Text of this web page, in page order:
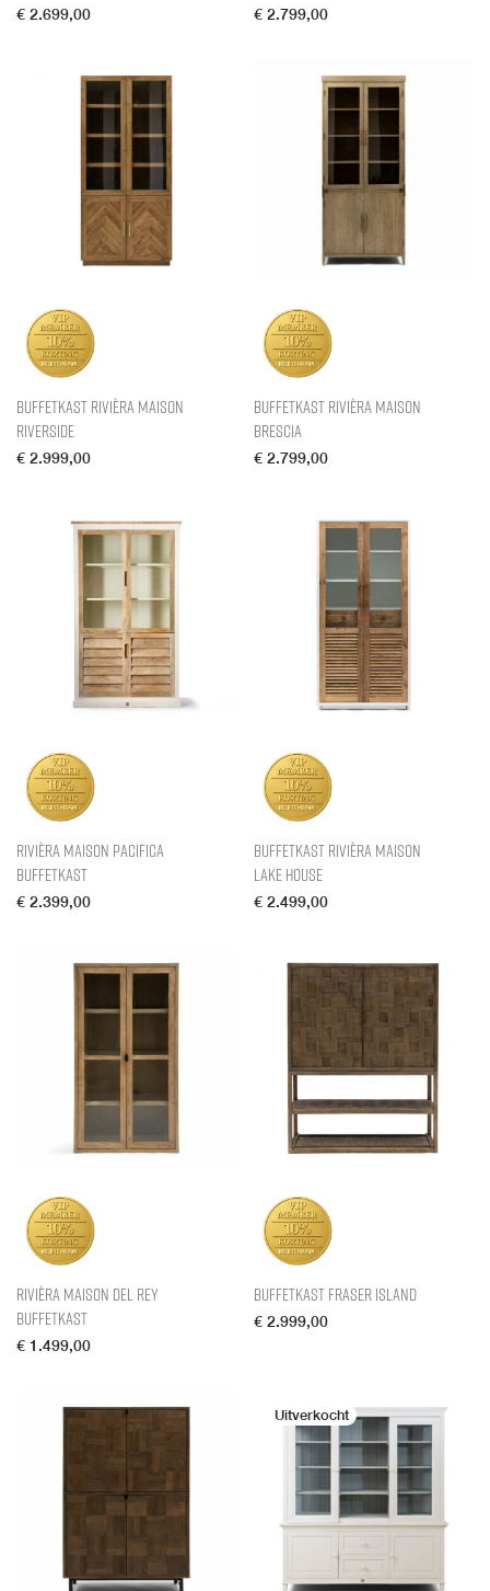
€ 2.699,00 € 2.799,00
Buffetkast Rivièra Maison
Riverside
€ 2.999,00
Buffetkast Rivièra Maison
Brescia
€ 2.799,00
Rivièra Maison Pacifica
Buffetkast
€ 2.399,00
Buffetkast Rivièra Maison
Lake House
€ 2.499,00
Rivièra Maison Del Rey
Buffetkast
€ 1.499,00
Buffetkast Fraser Island
€ 2.999,00